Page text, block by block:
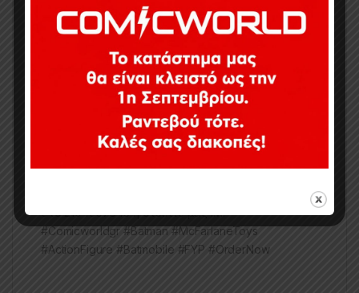
villains. But when a deformed madman who calls
himself THE JOKER™ seizes control of GOTHAM
CITY’S criminal underworld, BATMAN must face his
most ruthless nemesis ever while protecting both his
identity and his love interest, reporter VICKI VALE.
Total size: 22Inch.
Για πληροφορίες και παραγγελίες επικοινωνήστε
στο 2104957843 ή στείλτε μας ΙΜ.
#Comicworldgr #Batman #McFarlaneToys
#ActionFigure #Batmobile #FYP #OrderNow